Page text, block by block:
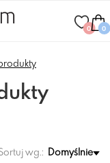
0 0
wg.: Domyślnie